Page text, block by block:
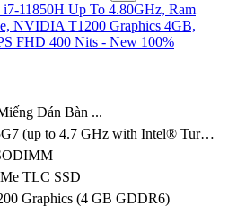
11850H Up To 4.80GHz, Ram
NVIDIA T1200 Graphics 4GB,
FHD 400 Nits - New 100%
Dán Bàn ...
(up to 4.7 GHz with Intel® Turbo
4 cores)
TLC SSD
Graphics (4 GB GDDR6)